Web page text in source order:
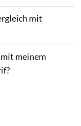
mit
meinem